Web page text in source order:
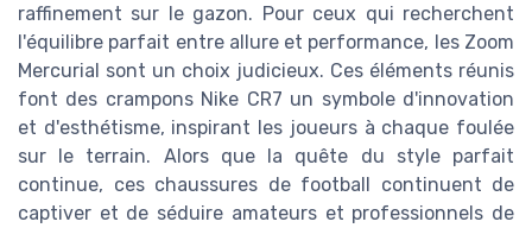
raffinement sur le gazon. Pour ceux qui recherchent
l'équilibre parfait entre allure et performance, les Zoom
Mercurial sont un choix judicieux. Ces éléments réunis
font des crampons Nike CR7 un symbole d'innovation
et d'esthétisme, inspirant les joueurs à chaque foulée
sur le terrain. Alors que la quête du style parfait
continue, ces chaussures de football continuent de
captiver et de séduire amateurs et professionnels de